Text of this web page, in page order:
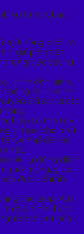
lợi ích, bao
không phải rời
giúp họ tiết
trong việc tương
trình đơn giản,
thông tin nhanh
đổi so với các
nghiệp có thể tùy
tin sao cho phù
email đến số
khác.
tự động điền
dùng, giúp
được chính
cáo Lead Ads
nhiều hình thức
tối ưu hóa